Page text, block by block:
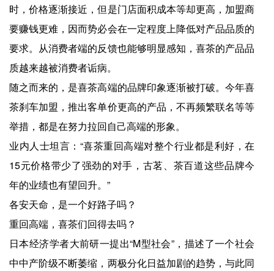
时，价格逐渐接近，但是门店面积成本等却更高，加盟商
要赚钱更难，因而势必会在一定程度上降低对产品品质的
要求。从消费者端的反馈也能够明显感知，喜茶的产品品
质越来越被消费者诟病。
随之而来的，是喜茶高端的品牌印象逐渐被打破。今年喜
茶刹车加盟，推出客单价更高的产品，不再频繁联名等等
举措，都是在努力拉回自己高端的形象。
业内人士坦言：“喜茶重回高端对整个行业都是利好，在
15元价格带少了强劲的对手，古茗、茶百道这些品牌今
年的业绩也有望回升。”
各安天命，是一个好路子吗？
重回高端，喜茶们回得去吗？
日本经济学者大前研一提出“M型社会”，描述了一个社会
中中产阶级不断萎缩，两极分化日益加剧的趋势，与此同